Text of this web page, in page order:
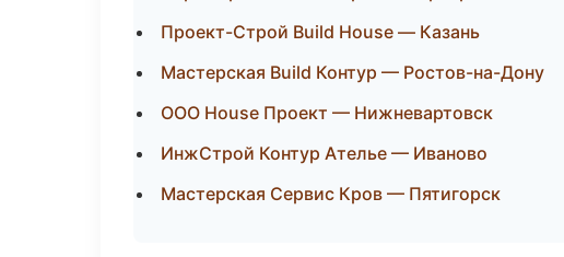
Проект-Строй Build House — Казань
Мастерская Build Контур — Ростов-на-Дону
ООО House Проект — Нижневартовск
ИнжСтрой Контур Ателье — Иваново
Мастерская Сервис Кров — Пятигорск